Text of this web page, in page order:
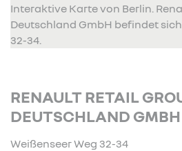
Interaktive Karte von Berlin.
Deutschland GmbH befindet
32-34.
RENAULT RETAIL
DEUTSCHLAND GMBH
Weißenseer Weg 32-34